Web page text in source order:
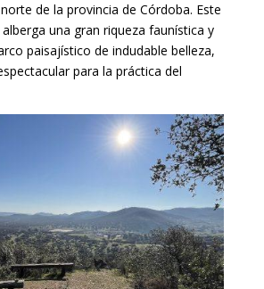
de la provincia de Córdoba. Este
una gran riqueza faunística y
paisajístico de indudable belleza,
para la práctica del